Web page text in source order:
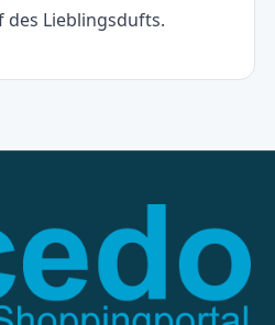
des Lieblingsdufts.